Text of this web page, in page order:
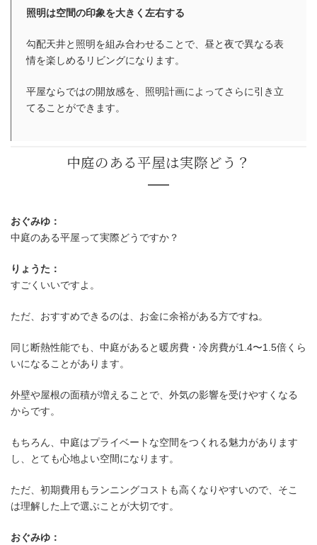
将来、平屋を2階建てへ増築でき
照明は空間の印象を大きく左右する
勾配天井と照明を組み合わせることで、昼と夜で異なる表
情を楽しめるリビングになります。
平屋ならではの開放感を、照明計画によってさらに引き立
てることができます。
おぐみゆ：
中庭のある平屋って実際どうですか？
りょうた：
すごくいいですよ。
ただ、おすすめできるのは、お金に余裕がある方ですね。
同じ断熱性能でも、中庭があると暖房費・冷房費が1.4〜1.5倍くら
いになることがあります。
外壁や屋根の面積が増えることで、外気の影響を受けやすくなる
からです。
もちろん、中庭はプライベートな空間をつくれる魅力があります
し、とても心地よい空間になります。
ただ、初期費用もランニングコストも高くなりやすいので、そこ
は理解した上で選ぶことが大切です。
おぐみゆ：